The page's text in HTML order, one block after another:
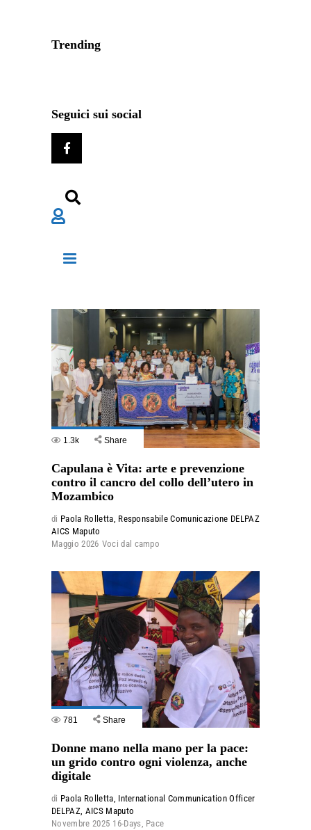
Trending
Seguici sui social
1.3k Share
Capulana è Vita: arte e prevenzione
contro il cancro del collo dell’utero in
Mozambico
di Paola Rolletta, Responsabile Comunicazione DELPAZ
AICS Maputo
Maggio 2026 Voci dal campo
781 Share
Donne mano nella mano per la pace:
un grido contro ogni violenza, anche
digitale
di Paola Rolletta, International Communication Officer
DELPAZ, AICS Maputo
Novembre 2025 16-Days, Pace